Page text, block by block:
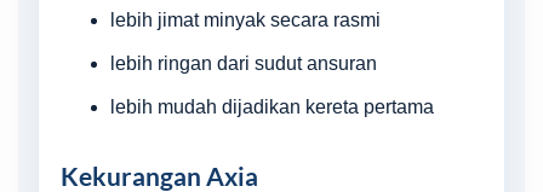
lebih jimat minyak secara rasmi
lebih ringan dari sudut ansuran
lebih mudah dijadikan kereta pertama
Kekurangan Axia